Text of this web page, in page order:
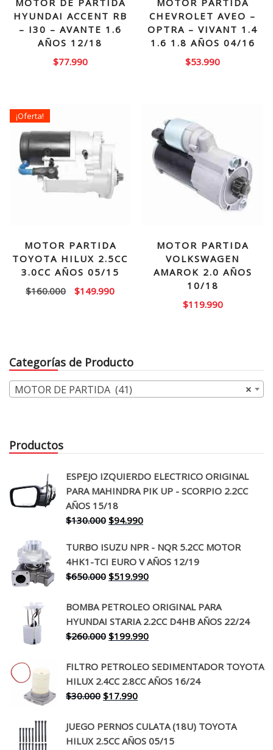
MOTOR DE PARTIDA
HYUNDAI ACCENT RB
– I30 – AVANTE 1.6
AÑOS 12/18
$77.990
MOTOR PARTIDA
CHEVROLET AVEO –
OPTRA – VIVANT 1.4
1.6 1.8 AÑOS 04/16
$53.990
¡Oferta!
MOTOR PARTIDA
TOYOTA HILUX 2.5CC
3.0CC AÑOS 05/15
$160.000
El
$149.990El
MOTOR PARTIDA
VOLKSWAGEN
AMAROK 2.0 AÑOS
10/18
$119.990
Categorías de Producto
×
MOTOR DE PARTIDA (41)
Productos
ESPEJO IZQUIERDO ELECTRICO ORIGINAL
PARA MAHINDRA PIK UP - SCORPIO 2.2CC
AÑOS 15/18
$130.000 El
original
era:
$130.000.
$94.990El
actual
es:
$94.990.
TURBO ISUZU NPR - NQR 5.2CC MOTOR
4HK1-TCI EURO V AÑOS 12/19
$650.000 El
original
era:
$650.000.
$519.990El
actual
es:
$519.990.
BOMBA PETROLEO ORIGINAL PARA
HYUNDAI STARIA 2.2CC D4HB AÑOS 22/24
$260.000 El
original
era:
$260.000.
$199.990El
actual
es:
FILTRO PETROLEO SEDIMENTADOR TOYOTA
HILUX 2.4CC 2.8CC AÑOS 16/24
$30.000 El
original
era:
$17.990El
actual
es:
JUEGO PERNOS CULATA (18U) TOYOTA
HILUX 2.5CC AÑOS 05/15